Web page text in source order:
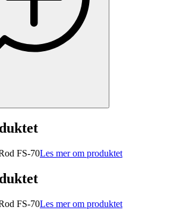
FS-70Les mer om produktet
FS-70Les mer om produktet